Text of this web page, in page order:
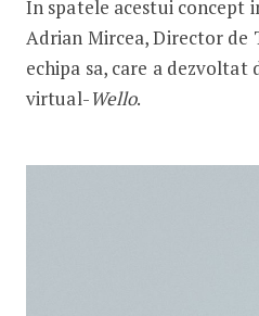
În spatele acestui concept
Adrian Mircea, Director de
echipa sa, care a dezvoltat
virtual-Wello.